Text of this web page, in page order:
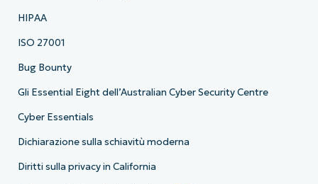
HIPAA
ISO 27001
Bug Bounty
Gli Essential Eight dell’Australian Cyber Security Centre
Cyber Essentials
Dichiarazione sulla schiavitù moderna
Diritti sulla privacy in California